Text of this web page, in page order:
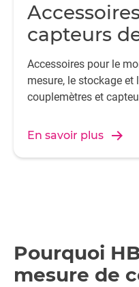
capteurs
Accessoires pour le
mesure, le stockage
couplemètres et
En savoir plus
Pourquoi
mesure de